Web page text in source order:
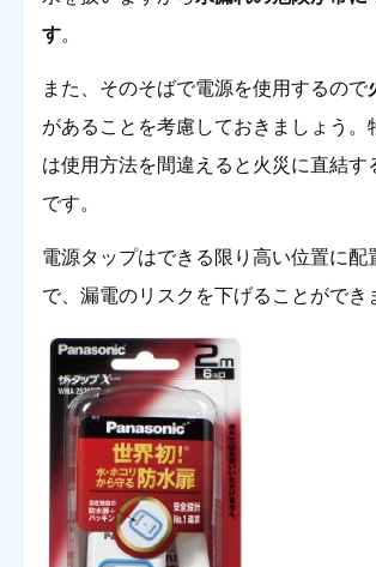
す。
また、そのそばで電源を使用するので
があることを考慮しておきましょう。
は使用方法を間違えると火災に直結す
です。
電源タップはできる限り高い位置に配
で、漏電のリスクを下げることができ